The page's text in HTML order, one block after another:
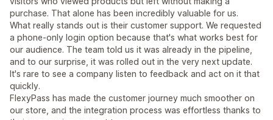
purchase. That alone has been incredibly valuable for us.
What really stands out is their customer support. We requested
a phone-only login option because that's what works best for
our audience. The team told us it was already in the pipeline,
and to our surprise, it was rolled out in the very next update.
It's rare to see a company listen to feedback and act on it that
quickly.
FlexyPass has made the customer journey much smoother on
our store, and the integration process was effortless thanks to